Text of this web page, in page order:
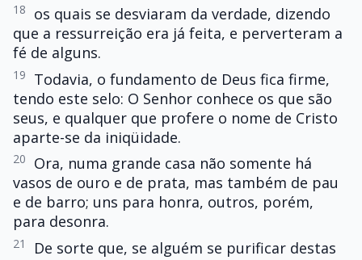
18
os quais se desviaram da verdade, dizendo
que a ressurreição era já feita, e perverteram a
fé de alguns.
19
Todavia, o fundamento de Deus fica firme,
tendo este selo: O Senhor conhece os que são
seus, e qualquer que profere o nome de Cristo
aparte-se da iniqüidade.
20
Ora, numa grande casa não somente há
vasos de ouro e de prata, mas também de pau
e de barro; uns para honra, outros, porém,
para desonra.
21
De sorte que, se alguém se purificar destas